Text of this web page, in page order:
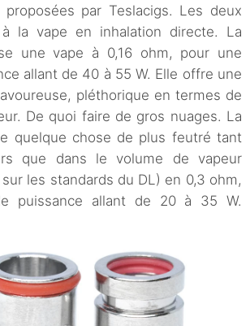
par Teslacigs. Les deux
la vape en inhalation directe. La
une vape à 0,16 ohm, pour une
allant de 40 à 55 W. Elle offre une
pléthorique en termes de
De quoi faire de gros nuages. La
quelque chose de plus feutré tant
que dans le volume de vapeur
les standards du DL) en 0,3 ohm,
puissance allant de 20 à 35 W.